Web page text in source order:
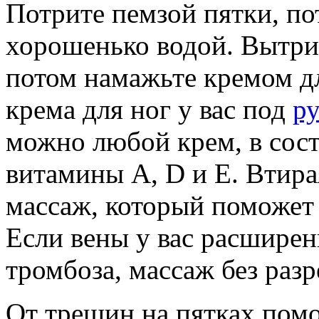
Потрите пемзой пятки,
хорошенько водой.
потом намажьте кремом
крема для ног у вас под
можно любой крем, в
витамины A, D и E.
массаж, который
Если вены у вас
тромбоза, массаж без
От трещин на пятках